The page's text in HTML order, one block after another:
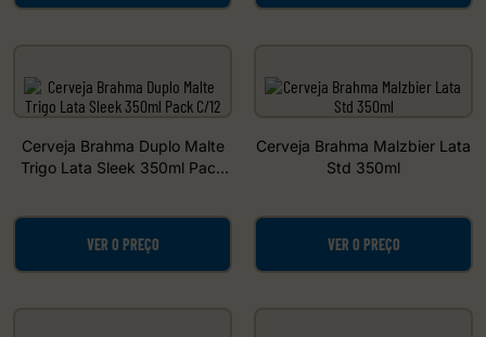
Cerveja Brahma Duplo Malte
Trigo Lata Sleek 350ml Pack
VER O PREÇO
Cerveja Brahma Malzbier Lata
Std 350ml
VER O PREÇO